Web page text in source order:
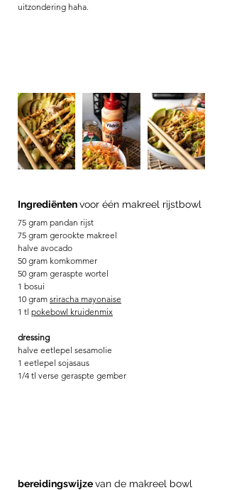
uitzondering haha.
Ingrediënten voor één makreel rijstbowl
75 gram pandan rijst
75 gram gerookte makreel
halve avocado
50 gram komkommer
50 gram geraspte wortel
1 bosui
10 gram sriracha mayonaise
1 tl pokebowl kruidenmix
dressing
halve eetlepel sesamolie
1 eetlepel sojasaus
1/4 tl verse geraspte gember
bereidingswijze van de makreel bowl